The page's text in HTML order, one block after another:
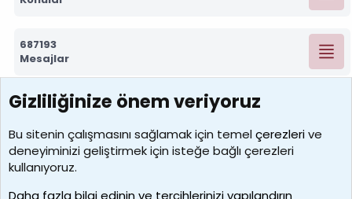
687193
Mesajlar
7388
Kullanıcılar
borabekirogluu
Son üye
Gizliliğinize önem veriyoruz
Bu sitenin çalışmasını sağlamak için temelçerezlerive
deneyiminizi geliştirmek için isteğe bağlı çerezleri
kullanıyoruz.
Daha fazla bilgi edinin ve tercihlerinizi yapılandırın